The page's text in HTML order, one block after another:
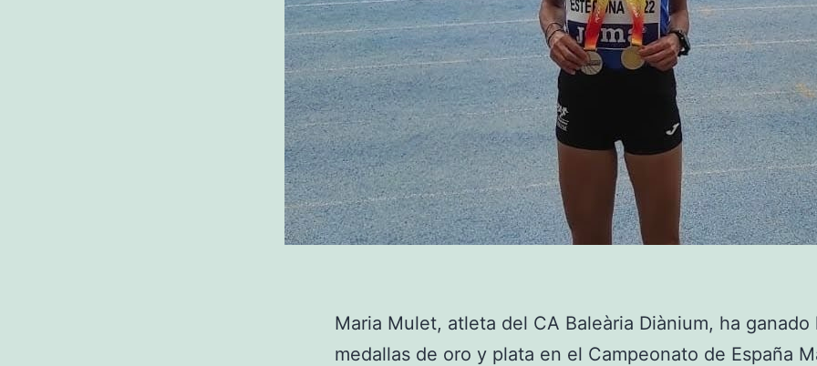
Maria Mulet, atleta del CA Baleària Diànium, ha ganado
medallas de oro y plata en el Campeonato de España